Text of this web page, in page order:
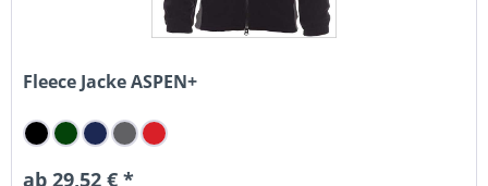
Fleece Jacke ASPEN+
ab 29,52 € *